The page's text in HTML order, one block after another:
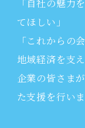
「自社の魅力
てほしい」
「これからの
地域経済を支
企業の皆さま
た支援を行いま